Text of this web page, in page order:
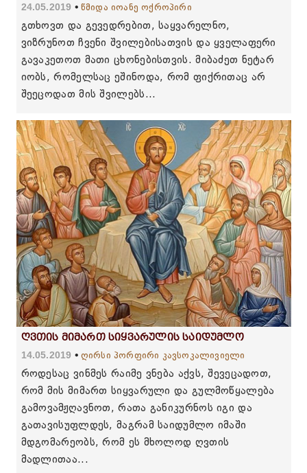
24.05.2019 წმიდა იოანე ოქროპირი
გთხოვთ და გევედრებით, საყვარელნო,
ვიზრუნოთ ჩვენი შვილებისათვის და ყველაფერი
გავაკეთოთ მათი ცხონებისთვის. მიბაძეთ ნეტარ
იობს, რომელსაც ეშინოდა, რომ ფიქრითაც არ
შეეცოდათ მის შვილებს...
ღვთის მიმართ სიყვარულის საიდუმლო
14.05.2019 ღირსი პორფირი კავსოკალივიელი
როდესაც ვინმეს რაიმე ვნება აქვს, შევეცადოთ,
რომ მის მიმართ სიყვარული და გულმოწყალება
გამოვამჟღავნოთ, რათა განიკურნოს იგი და
გათავისუფლდეს, მაგრამ საიდუმლო იმაში
მდგომარეობს, რომ ეს მხოლოდ ღვთის
მადლითაა...